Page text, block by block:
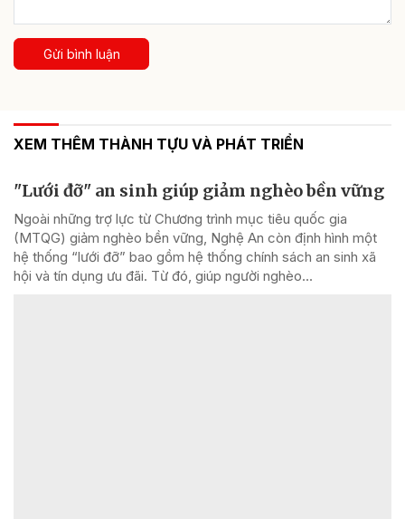
Gửi bình luận
XEM THÊM THÀNH TỰU VÀ PHÁT TRIỂN
"Lưới đỡ" an sinh giúp giảm nghèo bền vững
Ngoài những trợ lực từ Chương trình mục tiêu quốc gia
(MTQG) giảm nghèo bền vững, Nghệ An còn định hình một
hệ thống “lưới đỡ” bao gồm hệ thống chính sách an sinh xã
hội và tín dụng ưu đãi. Từ đó, giúp người nghèo...